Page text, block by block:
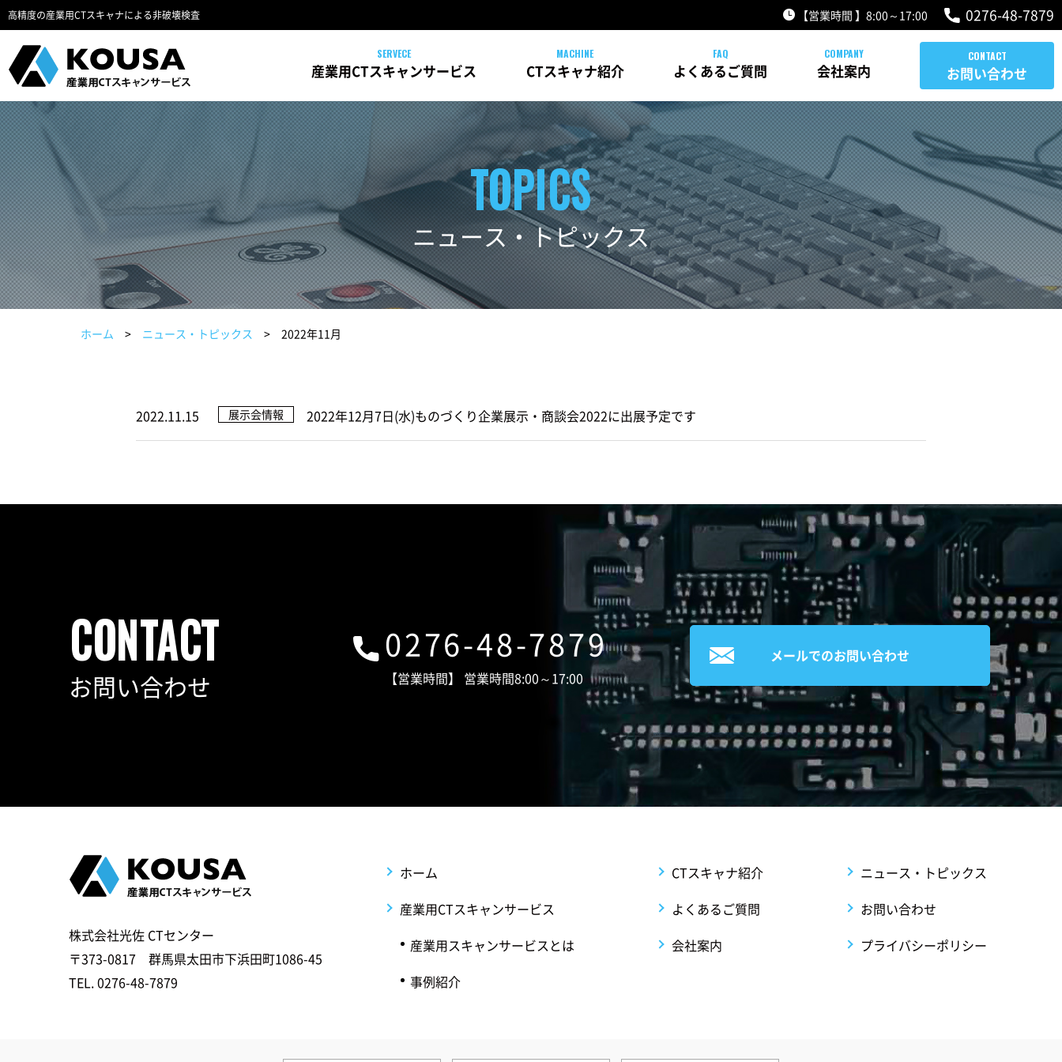
高精度の産業用CTスキャナによる非破壊検査 【営業時間 】8:00～17:00 0276-48-7879
産業用CTスキャンサービス CTスキャナ紹介 よくあるご質問 会社案内 お問い合わせ
ニュース・トピックス
ホーム ニュース・トピックス 2022年11月
2022.11.15 展示会情報 2022年12月7日(水)ものづくり企業展示・商談会2022に出展予定です
お問い合わせ
0276-48-7879
【営業時間】 営業時間8:00～17:00
メールでのお問い合わせ
株式会社光佐 CTセンター
〒373-0817 群馬県太田市下浜田町1086-45
TEL. 0276-48-7879
ホーム
産業用CTスキャンサービス
産業用スキャンサービスとは
事例紹介
CTスキャナ紹介
よくあるご質問
会社案内
ニュース・トピックス
お問い合わせ
プライバシーポリシー